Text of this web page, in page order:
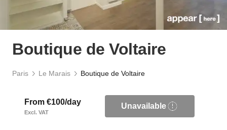
Boutique de Voltaire
Paris Le Marais Boutique de Voltaire
From €100/day
Excl. VAT
Unavailable